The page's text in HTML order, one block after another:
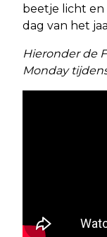
beetje licht
dag van het
Hieronder de
Monday